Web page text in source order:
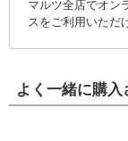
マルツ全店でオン
スをご利用いただ
よく一緒に購